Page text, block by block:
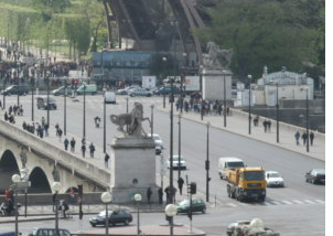
паводков
более 140
для сбора
Авг 7, 2026
Дом из
может
без
Авг 7, 2026
Камчатские
олени
перед